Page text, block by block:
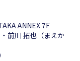
ANNEX 7F
前川 拓也（まえか